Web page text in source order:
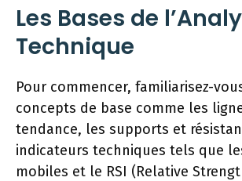
Les Bases de
Technique
Pour commencer, familiarisez-
concepts de base comme les
tendance, les supports et
indicateurs techniques tels que
mobiles et le RSI (Relative